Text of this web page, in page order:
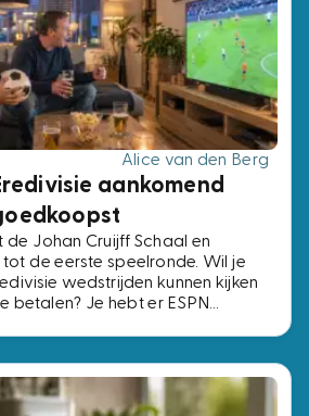
Alice van den Berg
aankomend
de Johan Cruijff Schaal en
de eerste speelronde. Wil je
wedstrijden kunnen kijken
betalen? Je hebt er ESPN
aanbieder € 2,- per maand en
. Wij zochten de voordeligste